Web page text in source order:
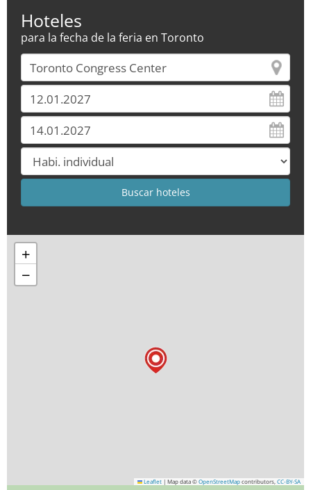
Hoteles
para la fecha de la feria en Toronto
+
−
Leaflet | Map data © OpenStreetMap contributors, CC-BY-SA